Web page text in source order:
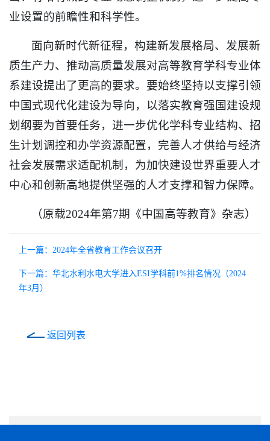
业设置的前瞻性和科学性。
面向新时代新征程，构建新发展格局、发展新
质生产力、推动高质量发展对高等教育学科专业体
系建设提出了更高的要求。要始终坚持以支撑引领
中国式现代化建设为导向，以落实教育强国建设规
划纲要为首要任务，进一步优化学科专业结构、招
生计划调控和办学资源配置，完善人才供给与经济
社会发展需求适配机制，为加快建设世界重要人才
中心和创新高地提供坚强的人才支撑和智力保障。
（原载2024年第7期《中国高等教育》杂志）
上一篇：2024年全省教育工作会议召开
下一篇：华北水利水电大学进入ESI学科前1%排名情况（2024
年3月）
返回列表